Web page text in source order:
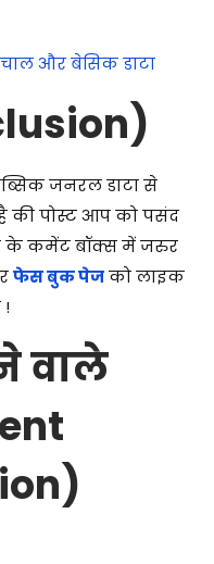
और बेसिक डाटा
जनरल डाटा से
है की पोस्ट आप को पसंद
के कमेंट बॉक्स में जरुर
फेस बुक पेजको लाइक
!
वाले